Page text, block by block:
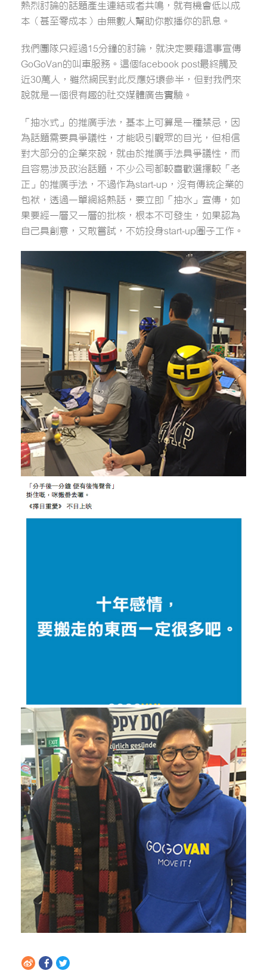
熱烈討論的話題產生連結或者共鳴，就有機會低以成
本（甚至零成本）由無數人幫助你散播你的訊息。
我們團隊只經過15分鐘的討論，就決定要藉這事宣傳
GoGoVan的叫車服務。這個facebook post最終觸及
近30萬人，雖然網民對此反應好壞參半，但對我們來
說就是一個很有趣的社交媒體廣告實驗。
「抽水式」的推廣手法，基本上可算是一種禁忌，因
為話題需要具爭議性，才能吸引觀眾的目光，但相信
對大部分的企業來說，就由於推廣手法具爭議性，而
且容易涉及政治話題，不少公司都較喜歡選擇較「老
正」的推廣手法，不過作為start-up，沒有傳統企業的
包袱，透過一單網絡熱話，要立即「抽水」宣傳，如
果要經一層又一層的批核，根本不可發生，如果認為
自己具創意，又敢嘗試，不妨投身start-up圈子工作。